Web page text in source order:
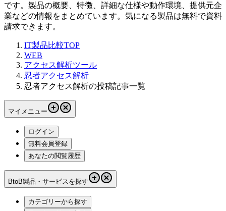
です。製品の概要、特徴、詳細な仕様や動作環境、提供元企
業などの情報をまとめています。気になる製品は無料で資料
請求できます。
IT製品比較TOP
WEB
アクセス解析ツール
忍者アクセス解析
忍者アクセス解析の投稿記事一覧
マイメニュー
ログイン
無料会員登録
あなたの閲覧履歴
BtoB製品・サービスを探す
カテゴリーから探す